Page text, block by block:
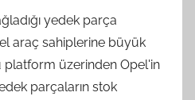
yedek parça
araç sahiplerine büyük
platform üzerinden Opel'in
parçaların stok